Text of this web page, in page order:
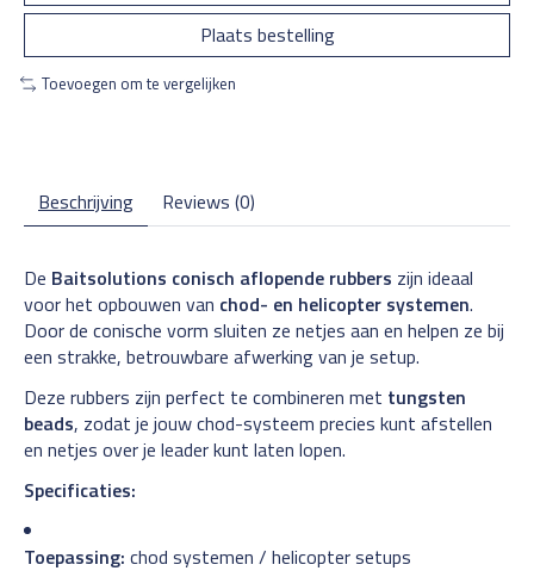
Plaats bestelling
Toevoegen om te vergelijken
Beschrijving Reviews (0)
De Baitsolutions conisch aflopende rubbers zijn ideaal
voor het opbouwen van chod- en helicopter systemen.
Door de conische vorm sluiten ze netjes aan en helpen ze bij
een strakke, betrouwbare afwerking van je setup.
Deze rubbers zijn perfect te combineren met tungsten
beads, zodat je jouw chod-systeem precies kunt afstellen
en netjes over je leader kunt laten lopen.
Specificaties:
Toepassing: chod systemen / helicopter setups